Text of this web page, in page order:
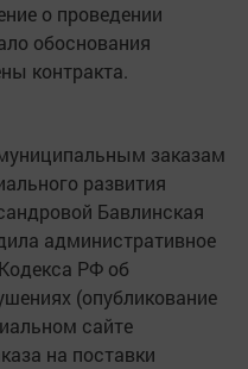
о проведении
обоснования
контракта.
заказам
развития
Бавлинская
административное
РФ об
(опубликование
сайте
на поставки